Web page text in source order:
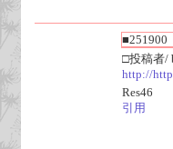
■251900
□投稿者/
http://
Res46
引用